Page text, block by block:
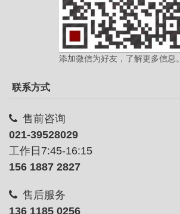
添加微信为好友，了解更多信息。
联系方式
售前咨询
021-39528029
工作日7:45-16:15
156 1887 2827
售后服务
136 1185 0256